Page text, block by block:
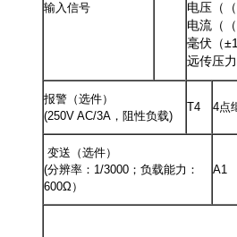
输入信号
电压（
电流（
毫伏（
远传压
报警（选件）
(250V AC/3A，阻性负载)
T4 4点
变送（选件）
(分辨率：1/3000；负载能力：
600Ω）
A1